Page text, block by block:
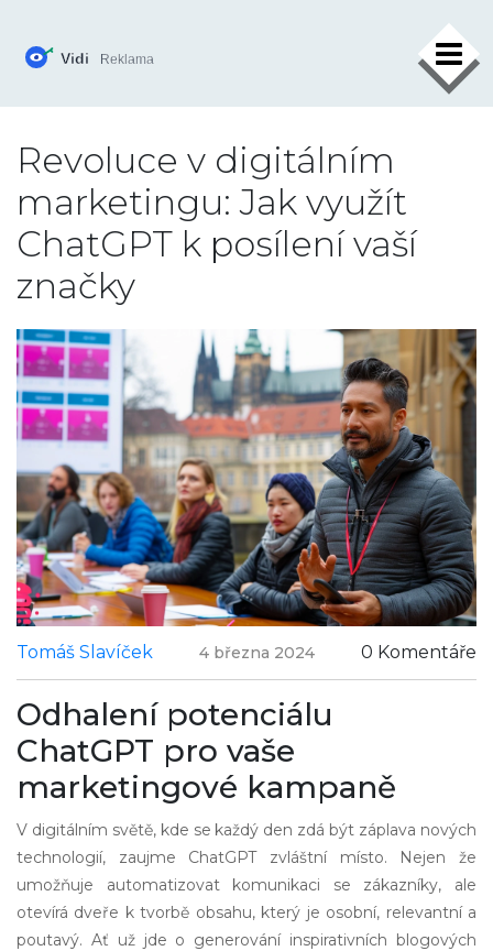
×
Revoluce v digitálním
marketingu: Jak využít
ChatGPT k posílení vaší
značky
Tomáš Slavíček 4 března 2024 0 Komentáře
Odhalení potenciálu
ChatGPT pro vaše
marketingové kampaně
V digitálním světě, kde se každý den zdá být záplava nových
technologií, zaujme ChatGPT zvláštní místo. Nejen že
umožňuje automatizovat komunikaci se zákazníky, ale
otevírá dveře k tvorbě obsahu, který je osobní, relevantní a
poutavý. Ať už jde o generování inspirativních blogových